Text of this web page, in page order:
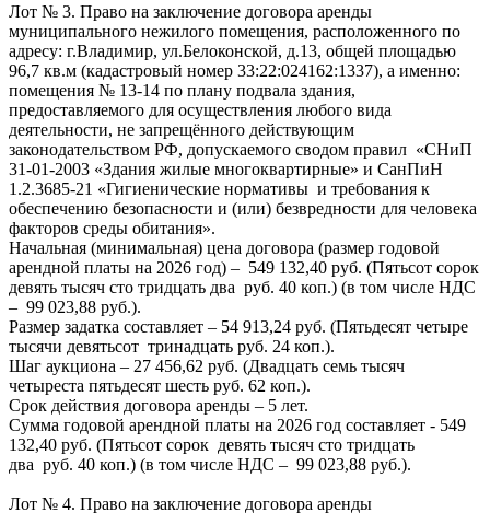
Лот № 3. Право на заключение договора аренды
муниципального нежилого помещения, расположенного по
адресу: г.Владимир, ул.Белоконской, д.13, общей площадью
96,7 кв.м (кадастровый номер 33:22:024162:1337), а именно:
помещения № 13-14 по плану подвала здания,
предоставляемого для осуществления любого вида
деятельности, не запрещённого действующим
законодательством РФ, допускаемого сводом правил «СНиП
31-01-2003 «Здания жилые многоквартирные» и СанПиН
1.2.3685-21 «Гигиенические нормативы и требования к
обеспечению безопасности и (или) безвредности для человека
факторов среды обитания».
Начальная (минимальная) цена договора (размер годовой
арендной платы на 2026 год) – 549 132,40 руб. (Пятьсот сорок
девять тысяч сто тридцать два руб. 40 коп.) (в том числе НДС
– 99 023,88 руб.).
Размер задатка составляет – 54 913,24 руб. (Пятьдесят четыре
тысячи девятьсот тринадцать руб. 24 коп.).
Шаг аукциона – 27 456,62 руб. (Двадцать семь тысяч
четыреста пятьдесят шесть руб. 62 коп.).
Срок действия договора аренды – 5 лет.
Сумма годовой арендной платы на 2026 год составляет - 549
132,40 руб. (Пятьсот сорок девять тысяч сто тридцать
два руб. 40 коп.) (в том числе НДС – 99 023,88 руб.).
Лот № 4. Право на заключение договора аренды